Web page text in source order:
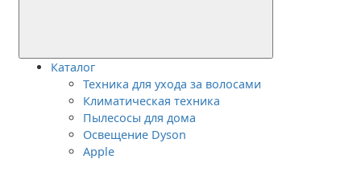
Каталог
Техника для ухода за волосами
Климатическая техника
Пылесосы для дома
Освещение Dyson
Apple